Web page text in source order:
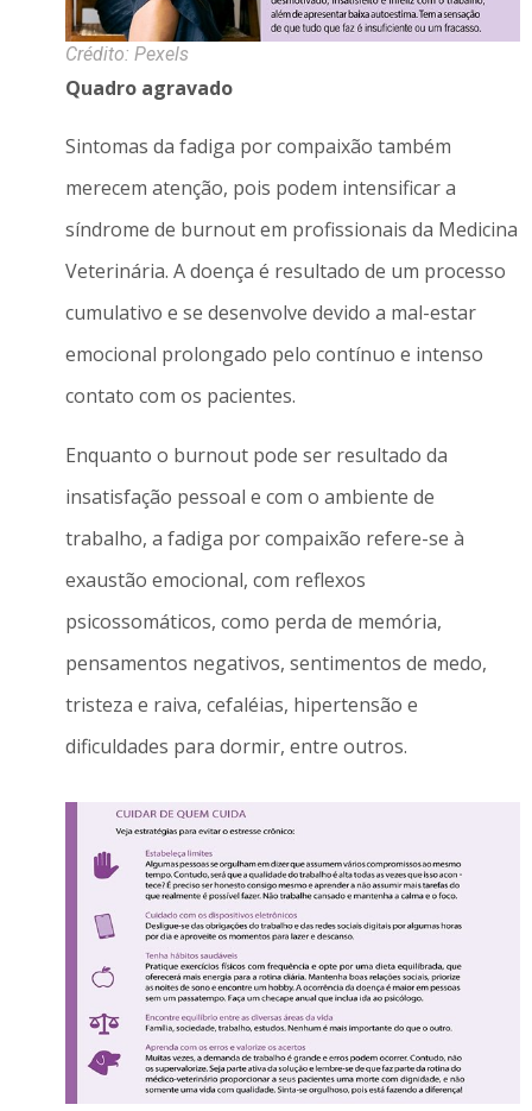
Crédito: Pexels
Quadro agravado
Sintomas da fadiga por compaixão também
merecem atenção, pois podem intensificar a
síndrome de burnout em profissionais da Medicina
Veterinária. A doença é resultado de um processo
cumulativo e se desenvolve devido a mal-estar
emocional prolongado pelo contínuo e intenso
contato com os pacientes.
Enquanto o burnout pode ser resultado da
insatisfação pessoal e com o ambiente de
trabalho, a fadiga por compaixão refere-se à
exaustão emocional, com reflexos
psicossomáticos, como perda de memória,
pensamentos negativos, sentimentos de medo,
tristeza e raiva, cefaléias, hipertensão e
dificuldades para dormir, entre outros.